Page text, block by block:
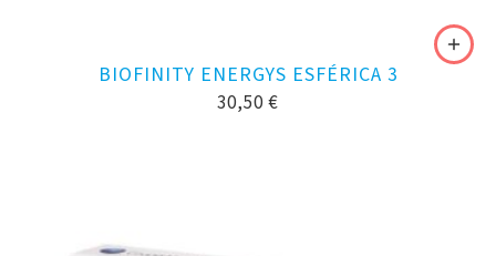
BIOFINITY ENERGYS ESFÉRICA 3
30,50 €